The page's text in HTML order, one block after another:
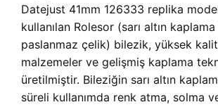
Datejust 41mm 126333 replika
kullanılan Rolesor (sarı altın
paslanmaz çelik) bilezik, yüksek
malzemeler ve gelişmiş kaplama
üretilmiştir. Bileziğin sarı altın
süreli kullanımda renk atma, solma